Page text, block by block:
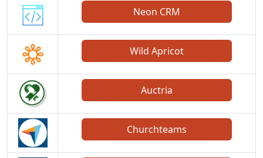
Neon CRM
Wild Apricot
Auctria
Churchteams